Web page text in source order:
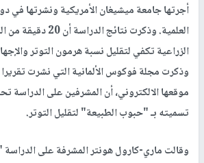
أجرتها جامعة ميشيغان الأمريكية ونشرتها في
العلمية. وذكرت نتائج
الزراعية تكفي لتقليل نسبة هرمون التوتر
وذكرت مجلة فوكوس الألمانية التي نشرت
موقعها الالكتروني، أن المشرفين على
تسميته بـ "حبوب الطبيعة" لتقليل التوتر.
وقالت ماري-كارول هونتر المشرفة على الدراسة